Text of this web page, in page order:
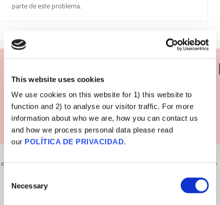
This website uses cookies
We use cookies on this website for 1) this website to
function and 2) to analyse our visitor traffic. For more
information about who we are, how you can contact us
and how we process personal data please read
our POLÍTICA DE PRIVACIDAD.
Selection
Necessary
parte de este problema.
ejemplo, a algunas personas les puede preocupar un posible uso excesivo
de vacunas porque a veces se recetan otros medicamentos, como